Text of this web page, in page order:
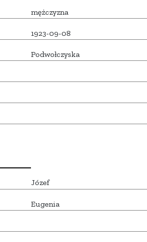
mężczyzna
1923-09-08
Podwołczyska
Józef
Eugenia